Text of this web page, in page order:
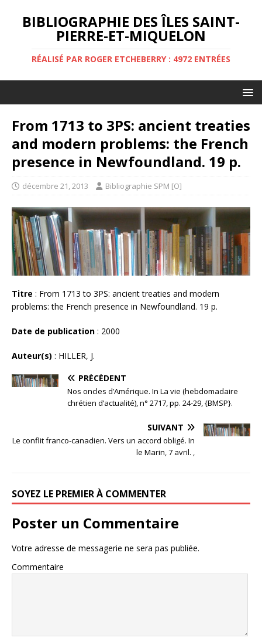
BIBLIOGRAPHIE DES ÎLES SAINT-
PIERRE-ET-MIQUELON
RÉALISÉ PAR ROGER ETCHEBERRY : 4972 ENTRÉES
From 1713 to 3PS: ancient treaties
and modern problems: the French
presence in Newfoundland. 19 p.
décembre 21, 2013 Bibliographie SPM [O]
Titre : From 1713 to 3PS: ancient treaties and modern
problems: the French presence in Newfoundland. 19 p.
Date de publication : 2000
Auteur(s) : HILLER, J.
PRÉCÉDENT
Nos oncles d’Amérique. In La vie (hebdomadaire
chrétien d’actualité), n° 2717, pp. 24-29, {BMSP}.
SUIVANT
Le conflit franco-canadien. Vers un accord obligé. In
le Marin, 7 avril. ,
SOYEZ LE PREMIER À COMMENTER
Poster un Commentaire
Votre adresse de messagerie ne sera pas publiée.
Commentaire